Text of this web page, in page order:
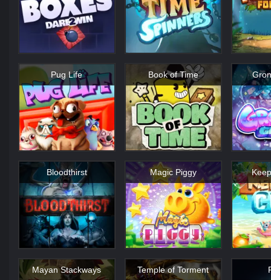
Pug Life Book of Time
Bloodthirst Magic Piggy
Mayan Stackways Temple of Torment